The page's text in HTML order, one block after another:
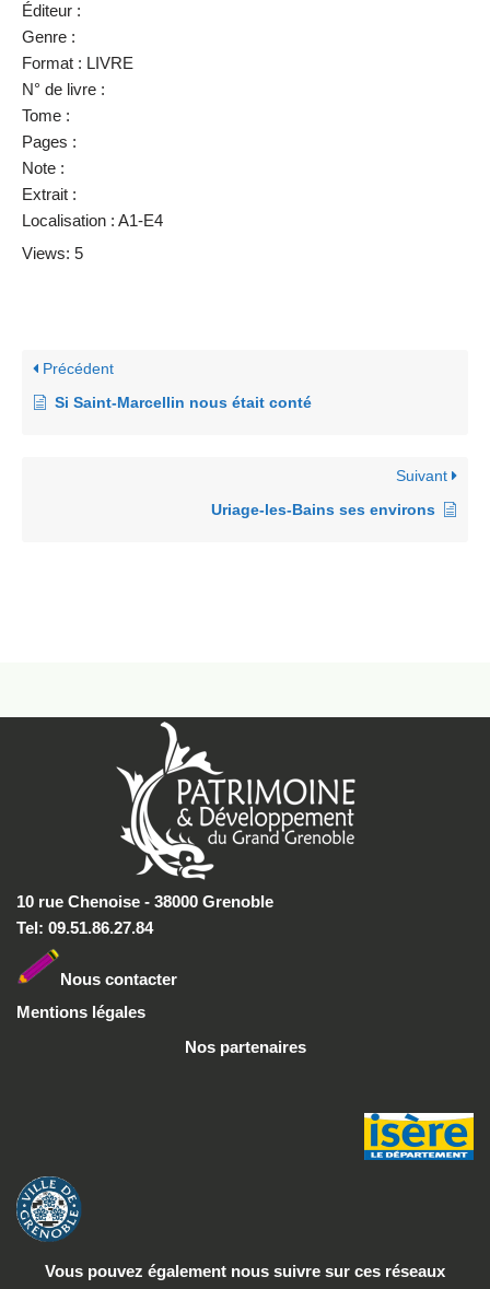
Éditeur :
Genre :
Format : LIVRE
N° de livre :
Tome :
Pages :
Note :
Extrait :
Localisation : A1-E4
Views: 5
Précédent
Si Saint-Marcellin nous était conté
Suivant
Uriage-les-Bains ses environs
10 rue Chenoise - 38000 Grenoble
Tel: 09.51.86.27.84
Nous contacter
Mentions légales
Nos partenaires
Vous pouvez également nous suivre sur ces réseaux